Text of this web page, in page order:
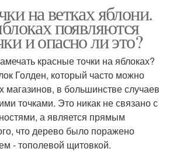
на ветках яблони.
появляются
и опасно ли это?
красные точки на яблоках?
Голден, который часто можно
магазинов, в большинстве случаев
точками. Это никак не связано с
а является прямым
что дерево было поражено
- тополевой щитовкой.